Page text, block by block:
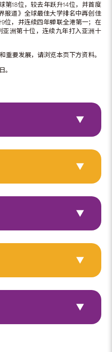
第18位，较去年跃升14位，并首度
报道》全球最佳大学排名中再创佳
位，并连续四年蝉联全港第一；在
洲第十位，连续九年打入亚洲十
重要发展，请浏览本页下方资料。
。